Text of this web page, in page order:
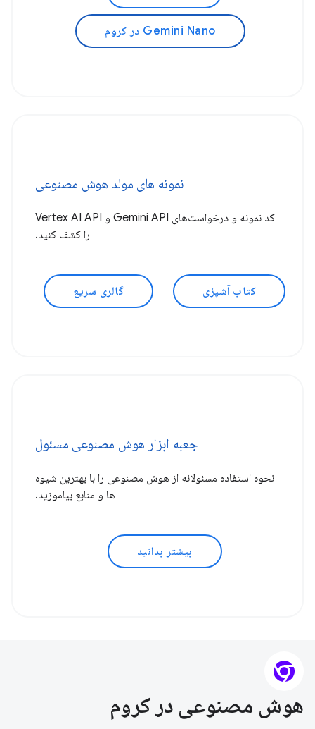
Gemini Nano در کروم
نمونه های مولد هوش مصنوعی
کد نمونه و درخواست‌های Gemini API و Vertex AI API
را کشف کنید.
کتاب آشپزی گالری سریع
جعبه ابزار هوش مصنوعی مسئول
نحوه استفاده مسئولانه از هوش مصنوعی را با بهترین شیوه
ها و منابع بیاموزید.
بیشتر بدانید
هوش مصنوعی در کروم